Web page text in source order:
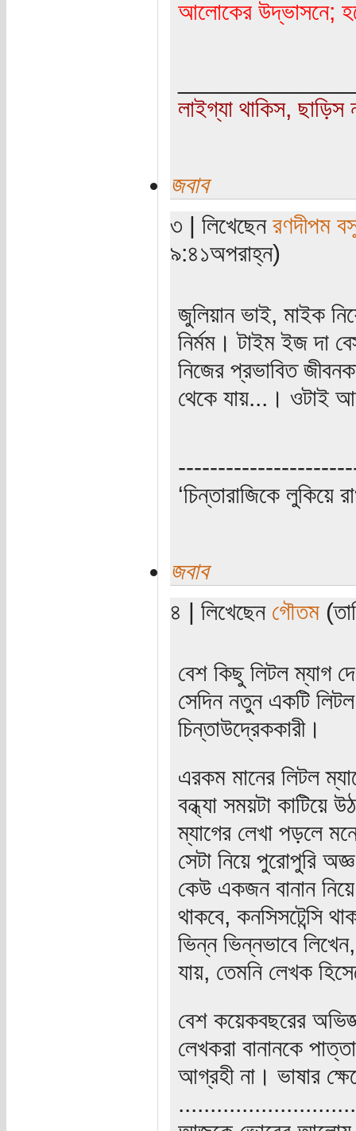
আলোকের উদ্ভাসনে;
লাইগ্যা থাকিস, ছাড়িস
জবাব
৩ | লিখেছেন রণদীপম
৯:৪১অপরাহ্ন)
জুলিয়ান ভাই, মাইক
নির্মম। টাইম ইজ দা
নিজের প্রভাবিত
থেকে যায়...। ওটাই
‘চিন্তারাজিকে লুকিয়ে
জবাব
৪ | লিখেছেন গৌতম
বেশ কিছু লিটল ম্যাগ
সেদিন নতুন একটি
চিন্তাউদ্রেককারী।
এরকম মানের লিটল
বন্ধ্যা সময়টা কাটিয়ে
ম্যাগের লেখা পড়লে
সেটা নিয়ে পুরোপুরি
কেউ একজন বানান
থাকবে, কনসিসটেন্সি
ভিন্ন ভিন্নভাবে
যায়, তেমনি লেখক
বেশ কয়েকবছরের
লেখকরা বানানকে
আগ্রহী না। ভাষার